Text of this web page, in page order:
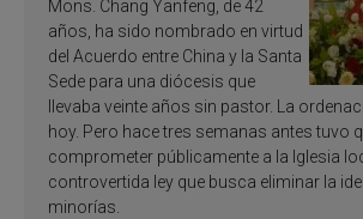
Mons. Chang Yanfeng, de 42
años, ha sido nombrado en virtud
del Acuerdo entre China y la Santa
Sede para una diócesis que
llevaba veinte años sin pastor. La
hoy. Pero hace tres semanas antes tuvo
comprometer públicamente a la Iglesia
controvertida ley que busca eliminar la
minorías.